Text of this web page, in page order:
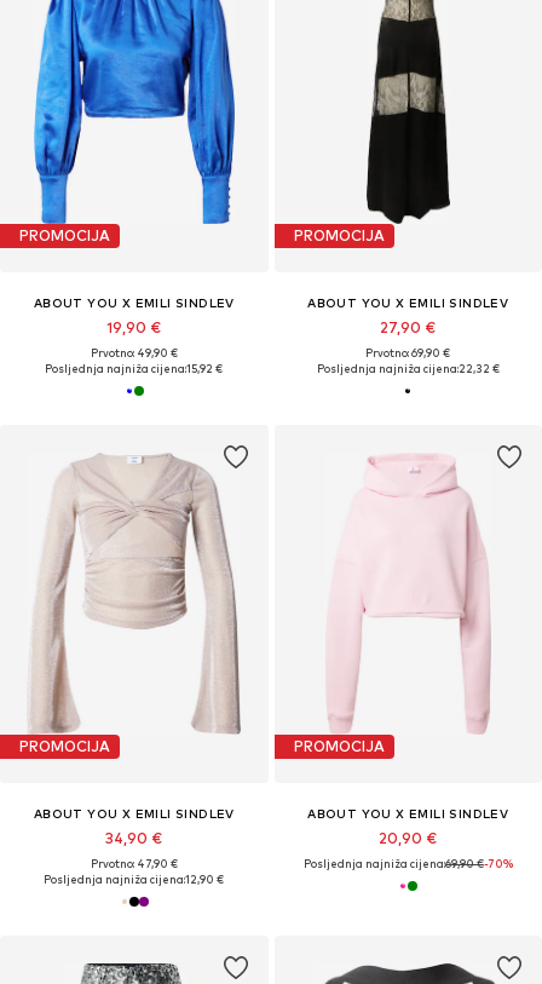
PROMOCIJA
ABOUT YOU X EMILI SINDLEV
19,90 €
Prvotno: 49,90 €
Posljednja najniža cijena:15,92 €
PROMOCIJA
ABOUT YOU X EMILI SINDLEV
27,90 €
Prvotno: 69,90 €
Posljednja najniža cijena:22,32 €
PROMOCIJA
ABOUT YOU X EMILI SINDLEV
34,90 €
Prvotno: 47,90 €
Posljednja najniža cijena:12,90 €
PROMOCIJA
ABOUT YOU X EMILI SINDLEV
20,90 €
Posljednja najniža cijena:69,90 €-70%